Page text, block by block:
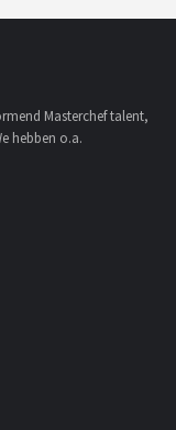
Masterchef talent,
hebben o.a.